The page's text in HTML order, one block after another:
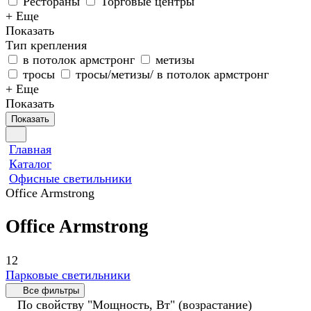
+ Еще
Показать
Тип крепления
в потолок армстронг
метизы
тросы
тросы/метизы/ в потолок армстронг
+ Еще
Показать
Показать
Главная
Каталог
Офисные светильники
Office Armstrong
Office Armstrong
12
Парковые светильники
Все фильтры
По свойству "Мощность, Вт" (возрастание)